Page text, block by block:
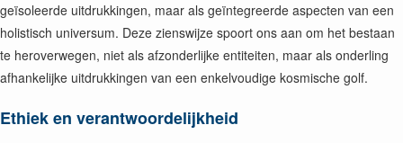
geïsoleerde uitdrukkingen, maar als geïntegreerde aspecten van een
holistisch universum. Deze zienswijze spoort ons aan om het bestaan
te heroverwegen, niet als afzonderlijke entiteiten, maar als onderling
afhankelijke uitdrukkingen van een enkelvoudige kosmische golf.
Ethiek en verantwoordelijkheid